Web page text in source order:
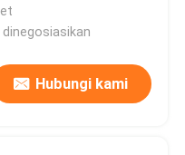
Hubungi kami